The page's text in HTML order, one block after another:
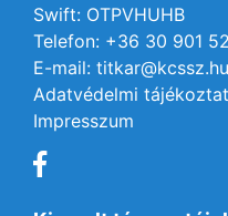
Swift: OTPVHUHB
Telefon: +36 30 901
E-mail: titkar@kcssz.hu
Adatvédelmi
Impresszum